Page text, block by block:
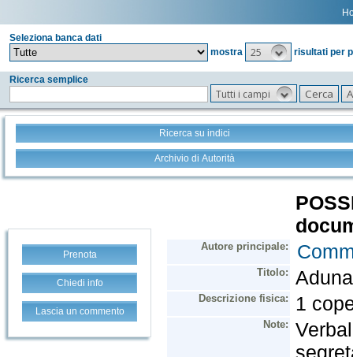
Seleziona banca dati
mostra
25 risultati per
Ricerca semplice
Tutti i campi
Ricerca su indici
Archivio di Autorità
Prenota
Chiedi info
Lascia un commento